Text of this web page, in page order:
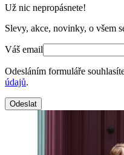
Už nic nepropásnete!
Slevy, akce, novinky, o všem
Váš email
Odesláním formuláře
údajů.
Odeslat